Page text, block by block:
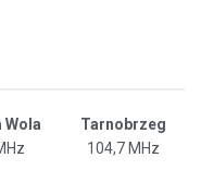
Wola
Tarnobrzeg
104,7 MHz